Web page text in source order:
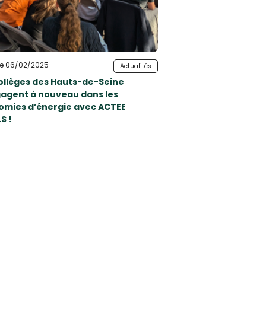
06/02/2025 Actualités
des Hauts-de-Seine
à nouveau dans les
d’énergie avec ACTEE
!